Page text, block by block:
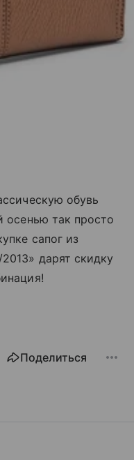
обувь
осенью так просто
сапог из
дарят скидку
Поделиться